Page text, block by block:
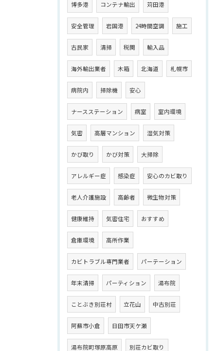
博多港 コンテナ輸出 苅田港
安全管理 岩国港 24時間空調 施工
古民家 清掃 税関 輸入品
海外輸出業者 木箱 北海道 札幌市
病院内 掃除機 安心
ナースステーション 病室 室内環境
気密 高層マンション 湿気対策
かび取り かび対策 大掃除
アレルギー症 感染症 安心のカビ取り
老人介護施設 高齢者 微生物対策
健康維持 気密住宅 おすすめ
倉庫環境 高所作業
カビトラブル専門業者 パーテーション
年末清掃 パーティション 湯布院
ことぶき別荘村 立花山 中古別荘
阿蘇市小倉 日田市天ケ瀬
湯布院町塚原高原 別荘カビ取り